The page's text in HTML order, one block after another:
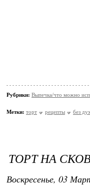
Рубрики: Выпечка/что можно
Метки: торт рецепты без
ТОРТ НА
Воскресенье, 03